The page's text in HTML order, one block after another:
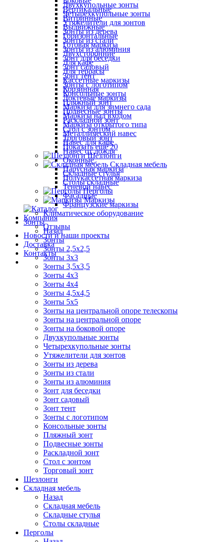
Двухкупольные зонты
Четырехкупольные зонты
Утяжелители для зонтов
Зонты из дерева
Зонты из стали
Зонты из алюминия
Зонт для беседки
Зонт садовый
Зонт тент
Зонты с логотипом
Консольные зонты
Пляжный зонт
Подвесные зонты
Раскладной зонт
Стол с зонтом
Торговый зонт
Показать ещё 20
Шезлонги
Складная мебель
Складные стулья
Столы складные
Перголы
Маркизы
Компания
Отзывы
Новости и наши проекты
Доставка
Контакты
Вертикальные
Витринные
Выдвижные
Горизонтальные
Готовая маркиза
Двухсторонние
Для кафе
Для террасы
Кассетные маркизы
Корзинная
Локтевые маркизы
Маркиза для зимнего сада
Маркиза над входом
Маркиза открытого типа
Металлический навес
Навес для кафе
Навес от дождя
Оконные
Парусная маркиза
Полукассетная маркиза
Теневой навес
Фасадные
Французские маркизы
Климатическое оборудование
Зонты
Назад
Зонты
Зонты 2,5х2,5
Зонты 3х3
Зонты 3,5х3,5
Зонты 4х3
Зонты 4х4
Зонты 4,5х4,5
Зонты 5х5
Зонты на центральной опоре телескопы
Зонты на центральной опоре
Зонты на боковой опоре
Двухкупольные зонты
Четырехкупольные зонты
Утяжелители для зонтов
Зонты из дерева
Зонты из стали
Зонты из алюминия
Зонт для беседки
Зонт садовый
Зонт тент
Зонты с логотипом
Консольные зонты
Пляжный зонт
Подвесные зонты
Раскладной зонт
Стол с зонтом
Торговый зонт
Шезлонги
Складная мебель
Назад
Складная мебель
Складные стулья
Столы складные
Перголы